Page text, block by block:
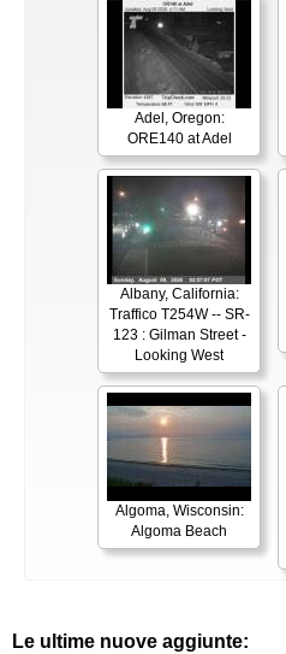
Adel, Oregon:
ORE140 at Adel
Albany, California:
Traffico T254W -- SR-
123 : Gilman Street -
Looking West
Algoma, Wisconsin:
Algoma Beach
Le ultime nuove aggiunte: